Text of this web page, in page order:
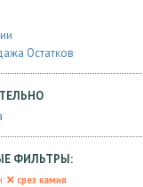
Остатков
ФИЛЬТРЫ:
срез камня